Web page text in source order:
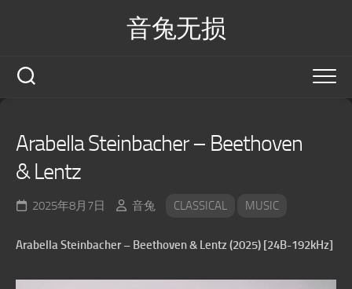
音兔无损
Arabella Steinbacher – Beethoven
& Lentz
2025年8月7日 音兔 CLASSICAL MUSIC
Arabella Steinbacher – Beethoven & Lentz (2025) [24B-192kHz]